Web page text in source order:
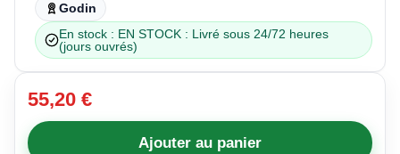
Godin
En stock : EN STOCK : Livré sous 24/72 heures
(jours ouvrés)
55,20 €
Ajouter au panier